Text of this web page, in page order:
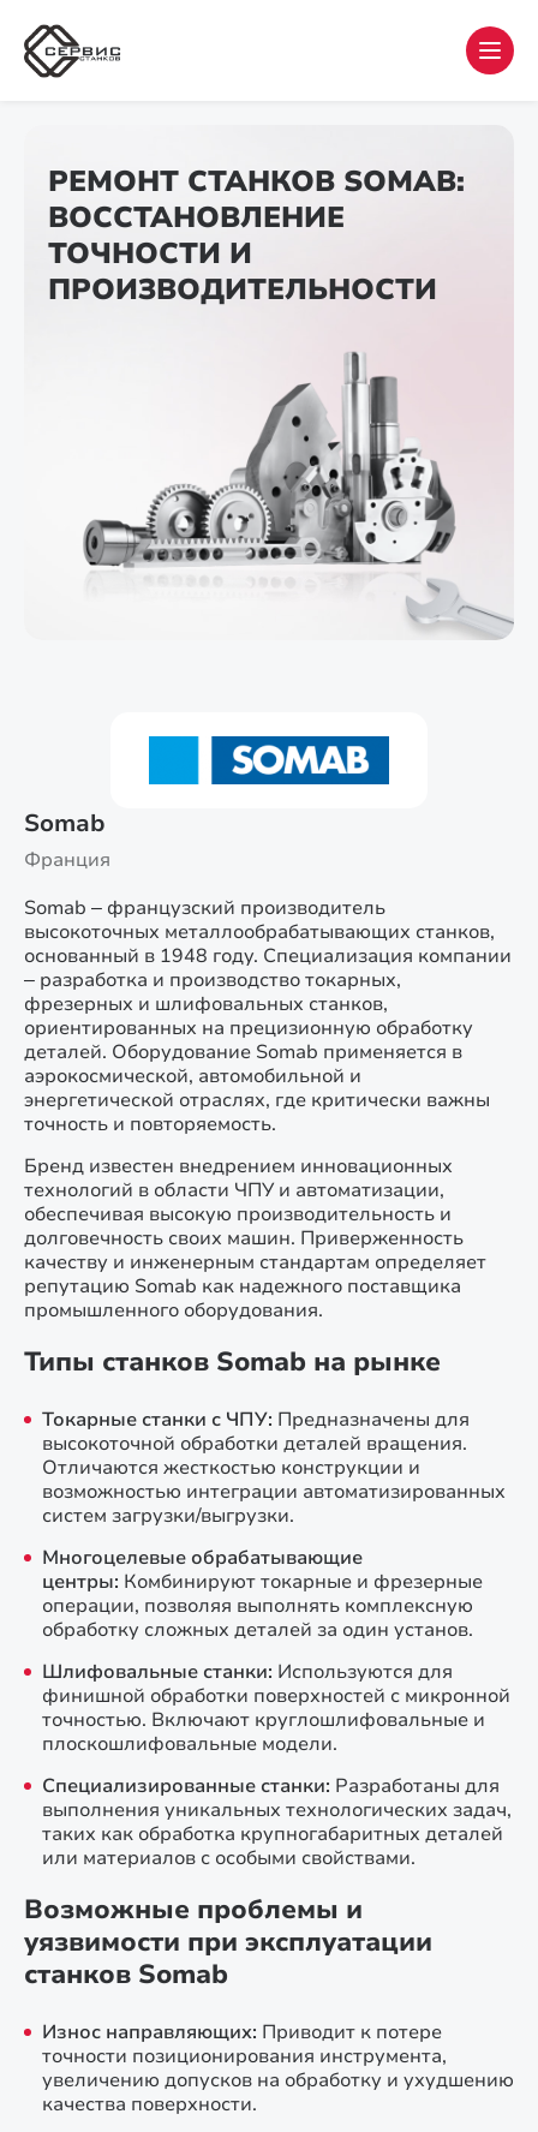
РЕМОНТ СТАНКОВ SOMAB:
ВОССТАНОВЛЕНИЕ
ТОЧНОСТИ И
ПРОИЗВОДИТЕЛЬНОСТИ
Somab
Франция
Somab – французский производитель
высокоточных металлообрабатывающих станков,
основанный в 1948 году. Специализация компании
– разработка и производство токарных,
фрезерных и шлифовальных станков,
ориентированных на прецизионную обработку
деталей. Оборудование Somab применяется в
аэрокосмической, автомобильной и
энергетической отраслях, где критически важны
точность и повторяемость.
Бренд известен внедрением инновационных
технологий в области ЧПУ и автоматизации,
обеспечивая высокую производительность и
долговечность своих машин. Приверженность
качеству и инженерным стандартам определяет
репутацию Somab как надежного поставщика
промышленного оборудования.
Типы станков Somab на рынке
Токарные станки с ЧПУ: Предназначены для
высокоточной обработки деталей вращения.
Отличаются жесткостью конструкции и
возможностью интеграции автоматизированных
систем загрузки/выгрузки.
Многоцелевые обрабатывающие
центры: Комбинируют токарные и фрезерные
операции, позволяя выполнять комплексную
обработку сложных деталей за один установ.
Шлифовальные станки: Используются для
финишной обработки поверхностей с микронной
точностью. Включают круглошлифовальные и
плоскошлифовальные модели.
Специализированные станки: Разработаны для
выполнения уникальных технологических задач,
таких как обработка крупногабаритных деталей
или материалов с особыми свойствами.
Возможные проблемы и
уязвимости при эксплуатации
станков Somab
Износ направляющих: Приводит к потере
точности позиционирования инструмента,
увеличению допусков на обработку и ухудшению
качества поверхности.